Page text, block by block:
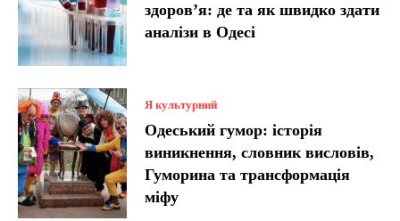
здоров’я: де та як швидко здати
аналізи в Одесі
Я культурний
Одеський гумор: історія
виникнення, словник висловів,
Гуморина та трансформація
міфу